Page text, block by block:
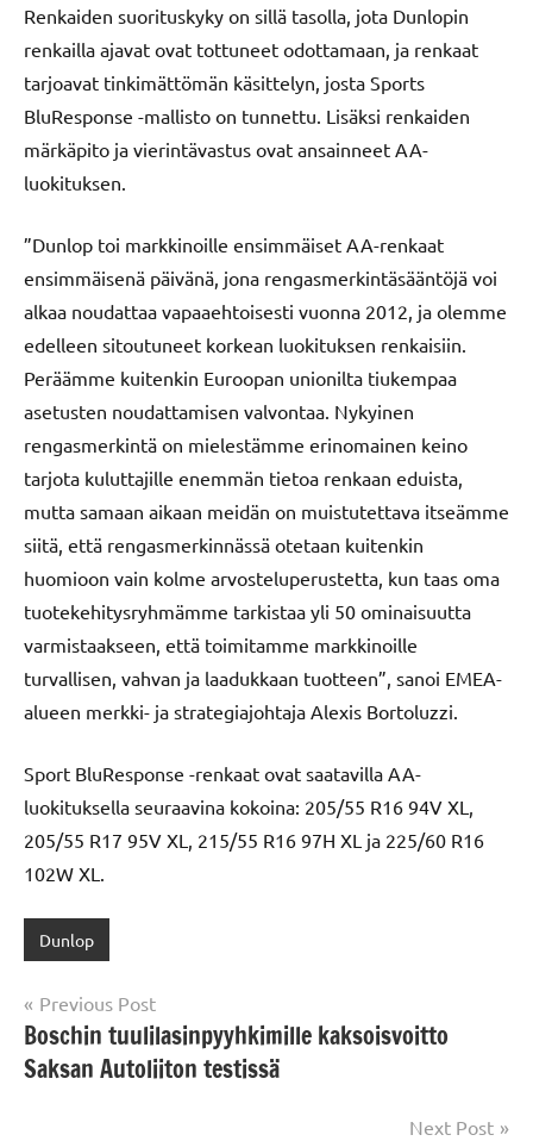
Renkaiden suorituskyky on sillä tasolla, jota Dunlopin
renkailla ajavat ovat tottuneet odottamaan, ja renkaat
tarjoavat tinkimättömän käsittelyn, josta Sports
BluResponse -mallisto on tunnettu. Lisäksi renkaiden
märkäpito ja vierintävastus ovat ansainneet AA-
luokituksen.
”Dunlop toi markkinoille ensimmäiset AA-renkaat
ensimmäisenä päivänä, jona rengasmerkintäsääntöjä voi
alkaa noudattaa vapaaehtoisesti vuonna 2012, ja olemme
edelleen sitoutuneet korkean luokituksen renkaisiin.
Peräämme kuitenkin Euroopan unionilta tiukempaa
asetusten noudattamisen valvontaa. Nykyinen
rengasmerkintä on mielestämme erinomainen keino
tarjota kuluttajille enemmän tietoa renkaan eduista,
mutta samaan aikaan meidän on muistutettava itseämme
siitä, että rengasmerkinnässä otetaan kuitenkin
huomioon vain kolme arvosteluperustetta, kun taas oma
tuotekehitysryhmämme tarkistaa yli 50 ominaisuutta
varmistaakseen, että toimitamme markkinoille
turvallisen, vahvan ja laadukkaan tuotteen”, sanoi EMEA-
alueen merkki- ja strategiajohtaja Alexis Bortoluzzi.
Sport BluResponse -renkaat ovat saatavilla AA-
luokituksella seuraavina kokoina: 205/55 R16 94V XL,
205/55 R17 95V XL, 215/55 R16 97H XL ja 225/60 R16
102W XL.
Dunlop
Post
navigation
Previous Post
Boschin tuulilasinpyyhkimille kaksoisvoitto
Saksan Autoliiton testissä
Next Post